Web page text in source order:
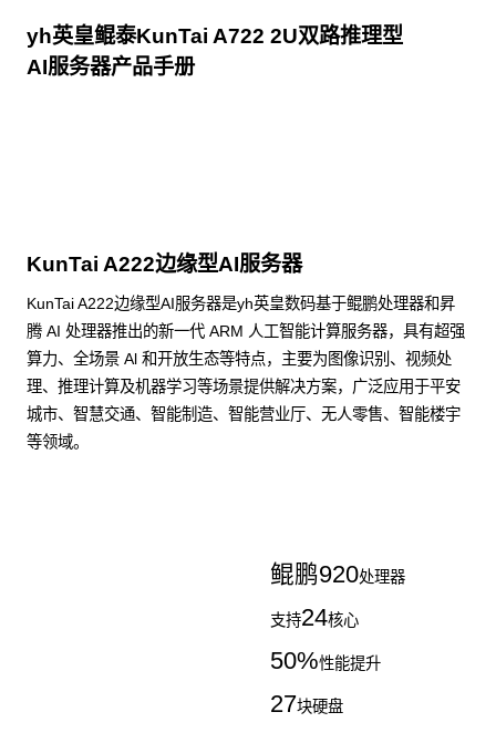
yh英皇鲲泰KunTai A722 2U双路推理型
AI服务器产品手册
KunTai A222边缘型AI服务器
KunTai A222边缘型AI服务器是yh英皇数码基于鲲鹏处理器和昇
腾 AI 处理器推出的新一代 ARM 人工智能计算服务器，具有超强
算力、全场景 Al 和开放生态等特点，主要为图像识别、视频处
理、推理计算及机器学习等场景提供解决方案，广泛应用于平安
城市、智慧交通、智能制造、智能营业厅、无人零售、智能楼宇
等领域。
鲲鹏920处理器
支持24核心
50%性能提升
27块硬盘